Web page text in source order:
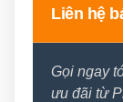
Liên hệ
Gọi ngay
ưu đãi từ